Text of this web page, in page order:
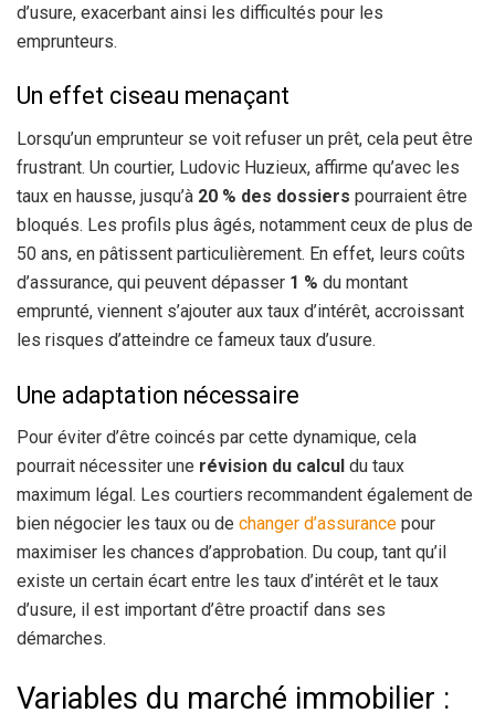
d’usure, exacerbant ainsi les difficultés pour les
emprunteurs.
Un effet ciseau menaçant
Lorsqu’un emprunteur se voit refuser un prêt, cela peut être
frustrant. Un courtier, Ludovic Huzieux, affirme qu’avec les
taux en hausse, jusqu’à 20 % des dossiers pourraient être
bloqués. Les profils plus âgés, notamment ceux de plus de
50 ans, en pâtissent particulièrement. En effet, leurs coûts
d’assurance, qui peuvent dépasser 1 % du montant
emprunté, viennent s’ajouter aux taux d’intérêt, accroissant
les risques d’atteindre ce fameux taux d’usure.
Une adaptation nécessaire
Pour éviter d’être coincés par cette dynamique, cela
pourrait nécessiter une révision du calcul du taux
maximum légal. Les courtiers recommandent également de
bien négocier les taux ou de changer d’assurance pour
maximiser les chances d’approbation. Du coup, tant qu’il
existe un certain écart entre les taux d’intérêt et le taux
d’usure, il est important d’être proactif dans ses
démarches.
Variables du marché immobilier :